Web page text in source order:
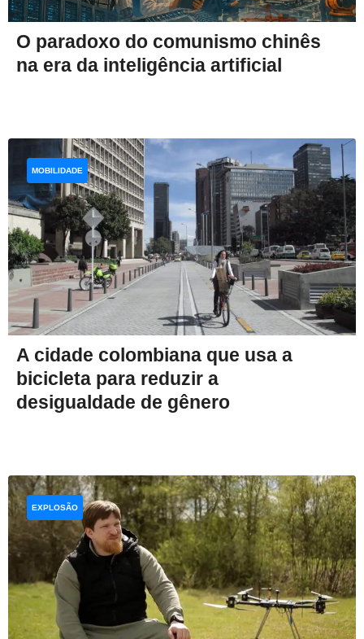
O paradoxo do comunismo chinês
na era da inteligência artificial
A cidade colombiana que usa a
bicicleta para reduzir a
desigualdade de gênero
MOBILIDADE
EXPLOSÃO